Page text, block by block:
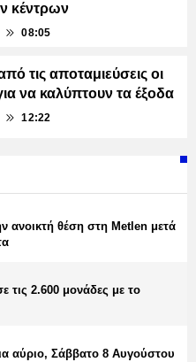
κέντρων
08:05
τις αποταμιεύσεις οι
να καλύπτουν τα έξοδα
12:22
ανοικτή θέση στη Metlen μετά
τις 2.600 μονάδες με το
αύριο, Σάββατο 8 Αυγούστου